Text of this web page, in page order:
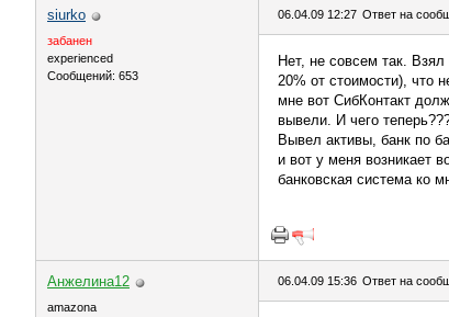
siurko
забанен
experienced
Сообщений: 653
06.04.09 12:27 Ответ на
Нет, не совсем так.
20% от стоимости), что
мне вот СибКонтакт
вывели. И чего
Вывел активы, банк по
и вот у меня возникает
банковская система ко
Анжелина12
amazona
06.04.09 15:36 Ответ на